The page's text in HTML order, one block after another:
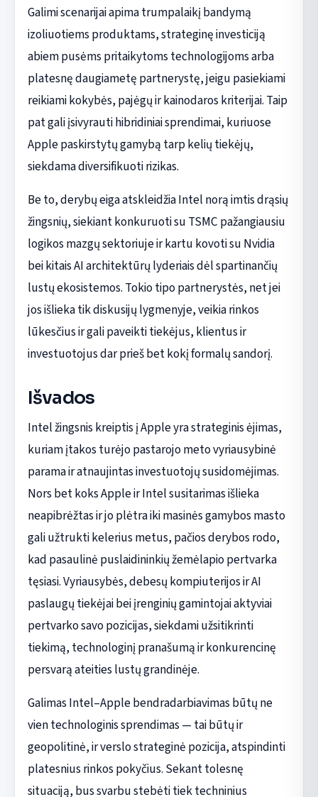
Galimi scenarijai apima trumpalaikį bandymą
izoliuotiems produktams, strateginę investiciją
abiem pusėms pritaikytoms technologijoms arba
platesnę daugiametę partnerystę, jeigu pasiekiami
reikiami kokybės, pajėgų ir kainodaros kriterijai. Taip
pat gali įsivyrauti hibridiniai sprendimai, kuriuose
Apple paskirstytų gamybą tarp kelių tiekėjų,
siekdama diversifikuoti rizikas.
Be to, derybų eiga atskleidžia Intel norą imtis drąsių
žingsnių, siekiant konkuruoti su TSMC pažangiausiu
logikos mazgų sektoriuje ir kartu kovoti su Nvidia
bei kitais AI architektūrų lyderiais dėl spartinančių
lustų ekosistemos. Tokio tipo partnerystės, net jei
jos išlieka tik diskusijų lygmenyje, veikia rinkos
lūkesčius ir gali paveikti tiekėjus, klientus ir
investuotojus dar prieš bet kokį formalų sandorį.
Išvados
Intel žingsnis kreiptis į Apple yra strateginis ėjimas,
kuriam įtakos turėjo pastarojo meto vyriausybinė
parama ir atnaujintas investuotojų susidomėjimas.
Nors bet koks Apple ir Intel susitarimas išlieka
neapibrėžtas ir jo plėtra iki masinės gamybos masto
gali užtrukti kelerius metus, pačios derybos rodo,
kad pasaulinė puslaidininkių žemėlapio pertvarka
tęsiasi. Vyriausybės, debesų kompiuterijos ir AI
paslaugų tiekėjai bei įrenginių gamintojai aktyviai
pertvarko savo pozicijas, siekdami užsitikrinti
tiekimą, technologinį pranašumą ir konkurencinę
persvarą ateities lustų grandinėje.
Galimas Intel–Apple bendradarbiavimas būtų ne
vien technologinis sprendimas — tai būtų ir
geopolitinė, ir verslo strateginė pozicija, atspindinti
platesnius rinkos pokyčius. Sekant tolesnę
situaciją, bus svarbu stebėti tiek techninius